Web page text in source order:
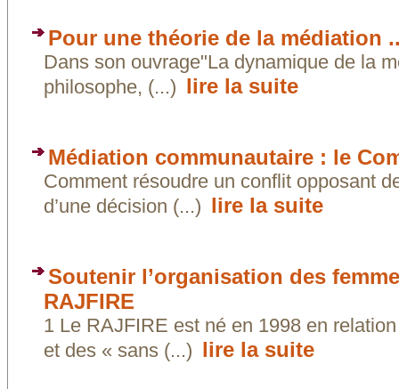
Pour une théorie de la médiation
Dans son ouvrage"La dynamique de la
philosophe, (...) lire la suite
Médiation communautaire : le
Comment résoudre un conflit opposant
d’une décision (...) lire la suite
Soutenir l’organisation des
RAJFIRE
1 Le RAJFIRE est né en 1998 en
et des « sans (...) lire la suite